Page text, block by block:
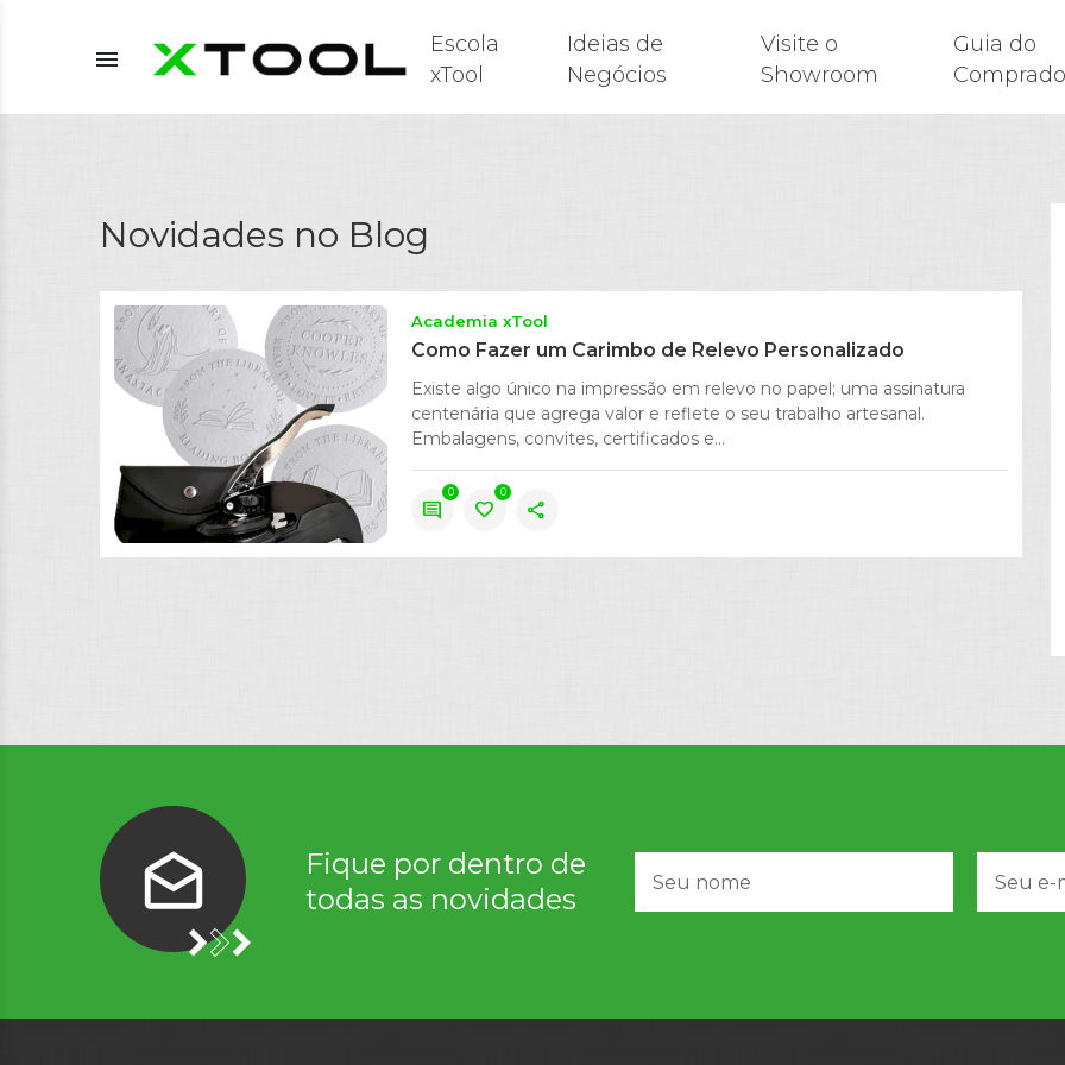
menu
Escola
xTool
Ideias de
Negócios
Visite o
Showroom
Guia do
Novidades no Blog
Academia xTool
Como Fazer um Carimbo de Relevo Personalizado
Existe algo único na impressão em relevo no papel; uma assinatura
centenária que agrega valor e reflete o seu trabalho artesanal.
Embalagens, convites, certificados e...
comment
0
favorite
0
share
Fique por dentro de
todas as novidades